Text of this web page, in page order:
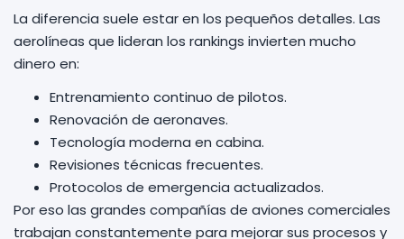
La diferencia suele estar en los pequeños detalles. Las
aerolíneas que lideran los rankings invierten mucho
dinero en:
Entrenamiento continuo de pilotos.
Renovación de aeronaves.
Tecnología moderna en cabina.
Revisiones técnicas frecuentes.
Protocolos de emergencia actualizados.
Por eso las grandes compañías de aviones comerciales
trabajan constantemente para mejorar sus procesos y